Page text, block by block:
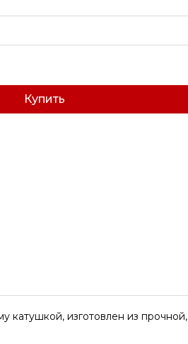
Купить
катушкой, изготовлен из прочной,